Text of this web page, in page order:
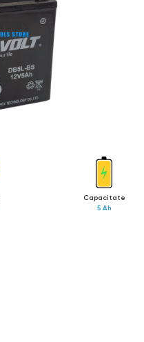
Capacitate
5 Ah